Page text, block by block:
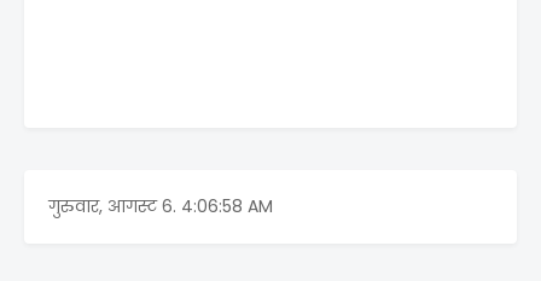
गुरुवार, आगस्ट 6. 4:06:58 AM